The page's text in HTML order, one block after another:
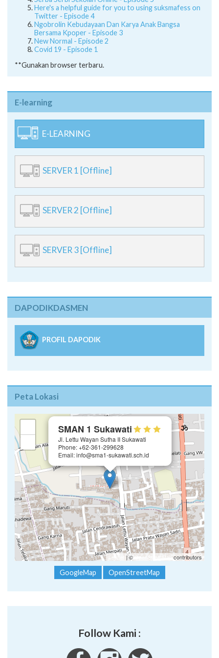
Here's a helpful guide for you to using suksmafess on
Twitter - Episode 4
Ngobrolin Kebudayaan Dan Karya Anak Bangsa
Bersama Kpoper - Episode 3
New Normal - Episode 2
Covid 19 - Episode 1
**Gunakan browser terbaru.
E-learning
E-LEARNING
SERVER 1 [Offline]
SERVER 2 [Offline]
SERVER 3 [Offline]
DAPODIKDASMEN
PROFIL DAPODIK
Peta Lokasi
SMAN 1 Sukawati
Jl. Lettu Wayan Sutha II Sukawati
Phone: +62-361-299628
Email: info@sma1-sukawati.sch.id
Leaflet | ©OpenStreetMap contributors
GoogleMap OpenStreetMap
Follow Kami :